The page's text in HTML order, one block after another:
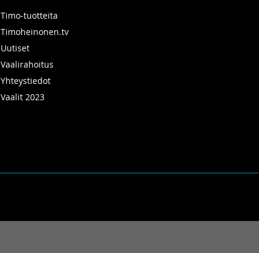
Timo-tuotteita
Timoheinonen.tv
Uutiset
Vaalirahoitus
Yhteystiedot
Vaalit 2023